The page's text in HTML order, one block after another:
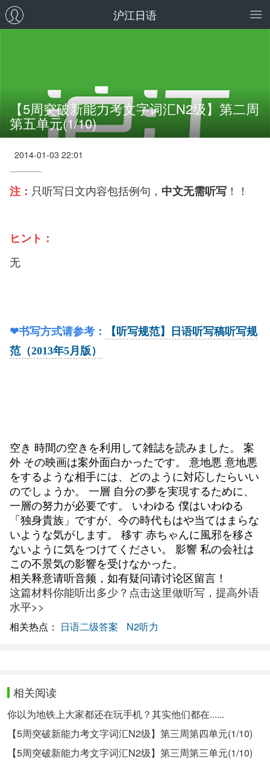
沪江日语
【5周突破新能力考文字词汇N2级】第二周
第五单元(1/10)
2014-01-03 22:01
注： 只听写日文内容包括例句， 中文无需听写 ！！
ヒント：
无
❤书写方式请参考：
【听写规范】日语听写稿听写规
范（2013年5月版）
空き 時間の空きを利用して雑誌を読みました。 案
外 その映画は案外面白かったです。 意地悪 意地悪
をするような相手には、どのように対応したらいい
のでしょうか。 一層 自分の夢を実現するために、
一層の努力が必要です。 いわゆる 僕はいわゆる
「独身貴族」ですが、今の時代もはや当てはまらな
いような気がします。 移す 赤ちゃんに風邪を移さ
ないように気をつけてください。 影響 私の会社は
この不景気の影響を受けなかった。
相关释意请听音频，如有疑问请讨论区留言！
这篇材料你能听出多少？点击这里做听写，提高外语
水平>>
相关热点： 日语二级答案 N2听力
相关阅读
你以为地铁上大家都还在玩手机？其实他们都在......
【5周突破新能力考文字词汇N2级】第三周第四单元(1/10)
【5周突破新能力考文字词汇N2级】第三周第三单元(1/10)